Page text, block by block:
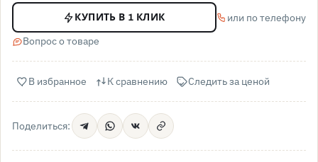
КУПИТЬ В 1 КЛИК
или по телефону
Вопрос о товаре
В избранное К сравнению Следить за ценой
Поделиться: